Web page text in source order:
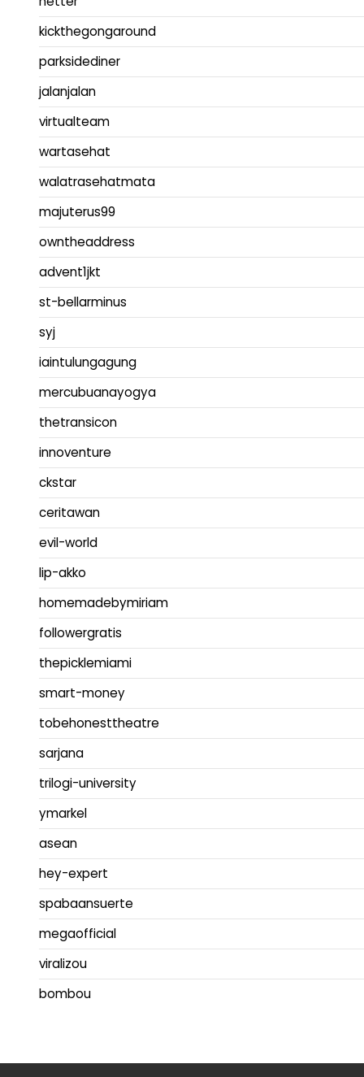
kickthegongaround
parksidediner
jalanjalan
virtualteam
wartasehat
walatrasehatmata
majuterus99
owntheaddress
advent1jkt
st-bellarminus
syj
iaintulungagung
mercubuanayogya
thetransicon
innoventure
ckstar
ceritawan
evil-world
lip-akko
homemadebymiriam
followergratis
thepicklemiami
smart-money
tobehonesttheatre
sarjana
trilogi-university
ymarkel
asean
hey-expert
spabaansuerte
megaofficial
viralizou
bombou